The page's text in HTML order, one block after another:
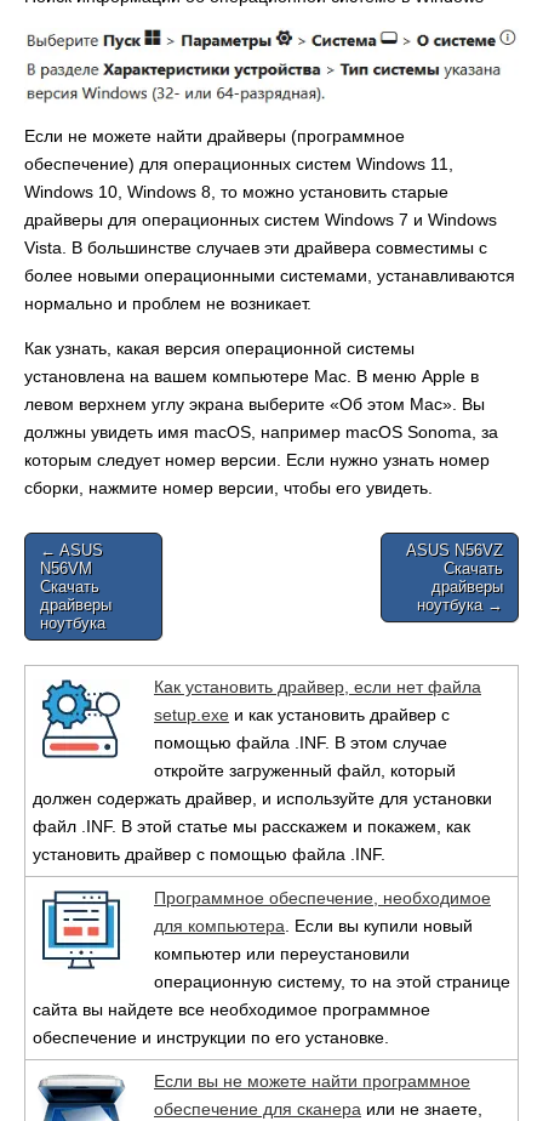
Если не можете найти драйверы (программное
обеспечение) для операционных систем Windows 11,
Windows 10, Windows 8, то можно установить старые
драйверы для операционных систем Windows 7 и Windows
Vista. В большинстве случаев эти драйвера совместимы с
более новыми операционными системами, устанавливаются
нормально и проблем не возникает.
Как узнать, какая версия операционной системы
установлена на вашем компьютере Mac. В меню Apple в
левом верхнем углу экрана выберите «Об этом Mac». Вы
должны увидеть имя macOS, например macOS Sonoma, за
которым следует номер версии. Если нужно узнать номер
сборки, нажмите номер версии, чтобы его увидеть.
Post
navigation
← ASUS
N56VM
Скачать
драйверы
ноутбука
ASUS N56VZ
Скачать
драйверы
ноутбука →
Как установить драйвер, если нет файла
setup.exe и как установить драйвер с
помощью файла .INF. В этом случае
откройте загруженный файл, который
должен содержать драйвер, и используйте для установки
файл .INF. В этой статье мы расскажем и покажем, как
установить драйвер с помощью файла .INF.
Программное обеспечение, необходимое
для компьютера. Если вы купили новый
компьютер или переустановили
операционную систему, то на этой странице
сайта вы найдете все необходимое программное
обеспечение и инструкции по его установке.
Если вы не можете найти программное
обеспечение для сканера или не знаете,